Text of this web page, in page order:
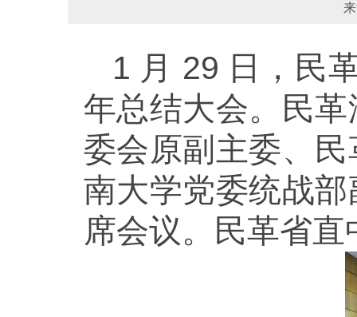
1 月 29 日，民
年总结大会。民
委会原副主委、
南大学党委统战
席会议。民革省